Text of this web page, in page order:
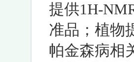
提供1H-
准品；植物
帕金森病相